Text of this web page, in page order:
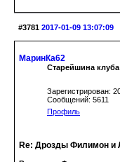
#3781 2017-01-09 13:07:09
МаринКа62
Старейшина клуба
Зарегистрирован:
Сообщений: 5611
Профиль
Re: Дрозды Филимон и